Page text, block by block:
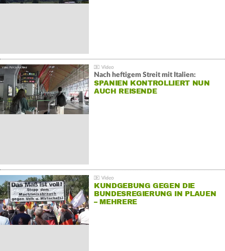
Nach heftigem Streit mit Italien:
SPANIEN KONTROLLIERT NUN
AUCH REISENDE
KUNDGEBUNG GEGEN DIE
BUNDESREGIERUNG IN PLAUEN
– MEHRERE